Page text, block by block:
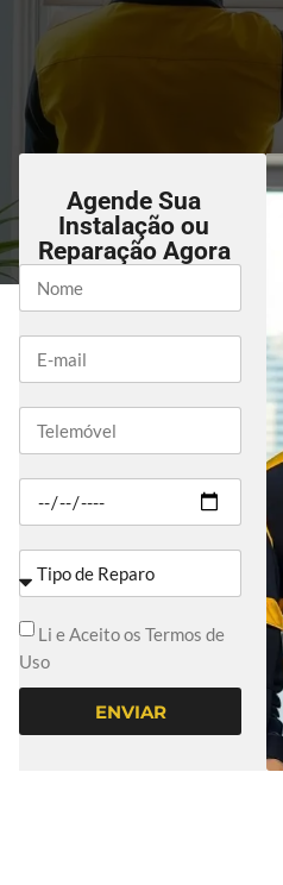
Agende Sua
Instalação ou
Reparação Agora
Li e Aceito os Termos de
Uso
ENVIAR